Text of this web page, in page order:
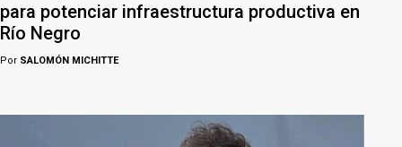
para potenciar infraestructura productiva en
Río Negro
Por SALOMÓN MICHITTE